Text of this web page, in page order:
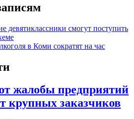
девятиклассники смогут поступить
в Коми сократят на час
жалобы предприятий
крупных заказчиков